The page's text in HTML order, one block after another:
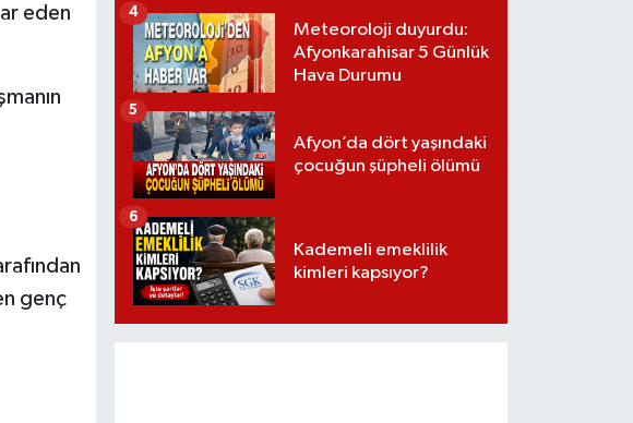
eden
genç
Meteoroloji duyurdu:
Afyonkarahisar 5 Günlük
Hava Durumu
4
Afyon’da dört yaşındaki
çocuğun şüpheli ölümü
5
Kademeli emeklilik
kimleri kapsıyor?
6